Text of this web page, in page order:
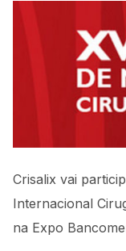
Avaliações
Crisalix vai
Internacional
na Expo